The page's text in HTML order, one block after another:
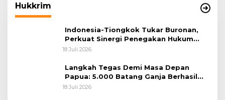
Hukkrim
Indonesia-Tiongkok Tukar Buronan,
Perkuat Sinergi Penegakan Hukum
Lintas Negara
18 Juli 2026
Langkah Tegas Demi Masa Depan
Papua: 5.000 Batang Ganja Berhasil
Diungkap Koops TNI Habema
18 Juli 2026